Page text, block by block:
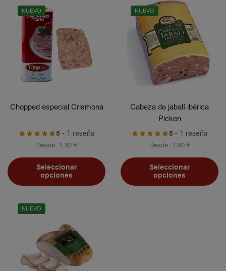
NUEVO
Chopped especial Crismona
5 - 1 reseña
Desde: 1,30 €
Seleccionar
opciones
NUEVO
Cabeza de jabalí ibérica
Picken
5 - 1 reseña
Desde: 1,90 €
Seleccionar
opciones
NUEVO